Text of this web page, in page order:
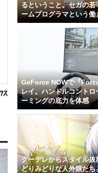
るということ。セガの
ームプログラマという働
GeForce NOWで『
レイ。ハンドルコント
ーミングの底力を体感
クーデレからスタイル抜
どりみどりな人外娘たち